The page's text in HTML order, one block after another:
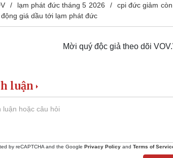
lạm phát đức tháng 5 2026 cpi đức giảm
giá dầu tới lạm phát đức
Mời quý độc giả theo dõi
luận
by reCAPTCHA and the Google Privacy Policy and Terms of